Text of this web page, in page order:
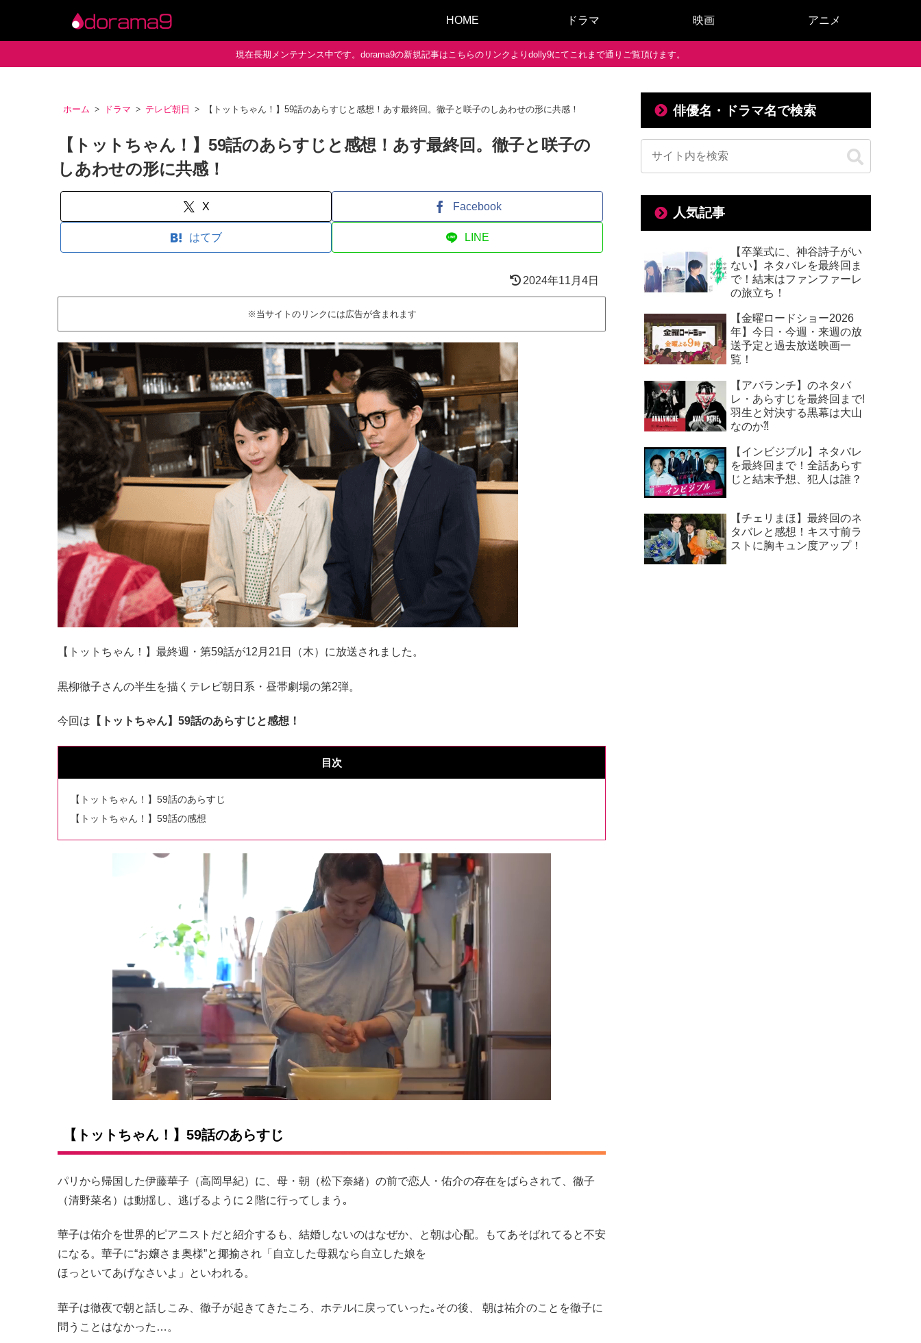
HOME ドラマ 映画 アニメ
現在長期メンテナンス中です。dorama9の新規記事はこちらのリンクよりdolly9にてこれまで通りご覧頂けます。
ホーム ドラマ テレビ朝日 【トットちゃん！】59話のあらすじと感想！あす最終回。徹子と咲子のしあわせの形に共感！
【トットちゃん！】59話のあらすじと感想！あす最終回。徹子と咲子の
しあわせの形に共感！
X Facebook
はてブ LINE
2024年11月4日
※当サイトのリンクには広告が含まれます
【トットちゃん！】最終週・第59話が12月21日（木）に放送されました。
黒柳徹子さんの半生を描くテレビ朝日系・昼帯劇場の第2弾。
今回は 【トットちゃん】59話のあらすじと感想！
目次
【トットちゃん！】59話のあらすじ
【トットちゃん！】59話の感想
【トットちゃん！】59話のあらすじ
パリから帰国した伊藤華子（高岡早紀） に、母・ 朝（松下奈緒） の前で恋人・佑介の存在をばらされて、 徹子
（清野菜名） は動揺し、逃げるように２階に行ってしまう｡
華子は佑介を世界的ピアニストだと紹介するも、結婚しないのはなぜか、と朝は心配。もてあそばれてると不安
になる。華子に“お嬢さま奥様”と揶揄され「自立した母親なら自立した娘を
ほっといてあげなさいよ」といわれる。
華子は徹夜で朝と話しこみ、徹子が起きてきたころ、ホテルに戻っていった｡その後、 朝は祐介のことを徹子に
問うことはなかった…。
俳優名・ドラマ名で検索
人気記事
【卒業式に、神谷詩子がい
ない】ネタバレを最終回ま
で！結末はファンファーレ
の旅立ち！
【金曜ロードショー2026
年】今日・今週・来週の放
送予定と過去放送映画一
覧！
【アバランチ】のネタバ
レ・あらすじを最終回まで!
羽生と対決する黒幕は大山
なのか⁈
【インビジブル】ネタバレ
を最終回まで！全話あらす
じと結末予想、犯人は誰？
【チェリまほ】最終回のネ
タバレと感想！キス寸前ラ
ストに胸キュン度アップ！